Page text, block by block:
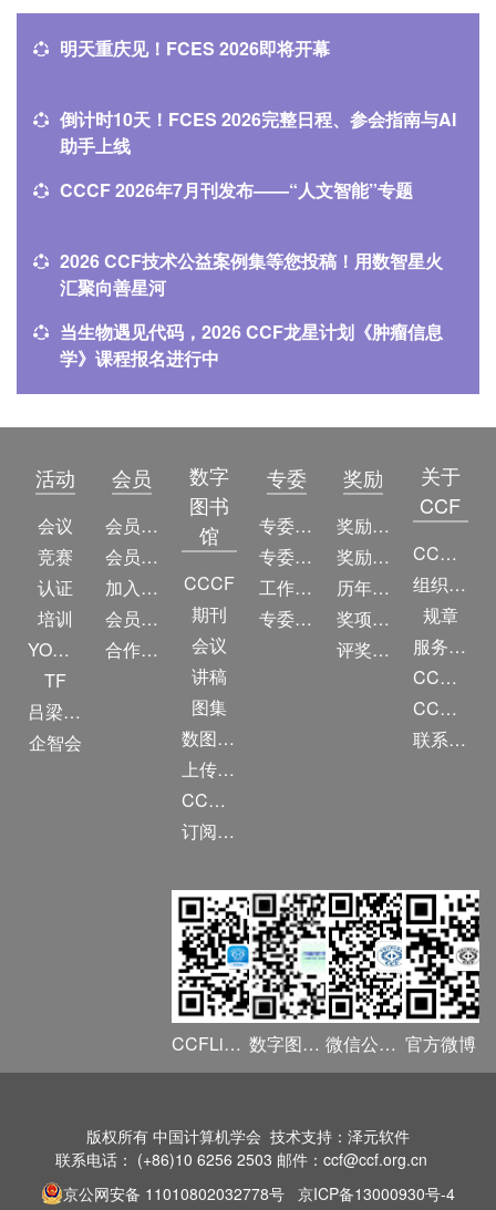
​明天重庆见！FCES 2026即将开幕
倒计时10天！FCES 2026完整日程、参会指南与AI
助手上线
CCCF 2026年7月刊发布——“人文智能”专题
2026 CCF技术公益案例集等您投稿！用数智星火
汇聚向善星河
当生物遇见代码，2026 CCF龙星计划《肿瘤信息
学》课程报名进行中
活动
会议
竞赛
认证
培训
YOCSEF
TF
吕梁振兴
企智会
会员
会员简介
会员权益
加入CCF
会员交费
合作伙伴
数字
图书
馆
CCCF
期刊
会议
讲稿
图集
数图编审委员会
上传/发布作品
CCF DL Focus
订阅《计算》
专委
专委简介
专委条例
工作问答
专委名单
奖励
奖励动态
奖励目录
历年获奖名单
奖项推荐
评奖条例
关于
CCF
CCF简介
组织机构
规章
服务项目
CCF大事记
CCF创建60周年
联系我们
CCFLink APP 数字图书馆 微信公众号 官方微博
版权所有 中国计算机学会 技术支持：泽元软件
联系电话： (+86)10 6256 2503 邮件：ccf@ccf.org.cn
京公网安备 11010802032778号 京ICP备13000930号-4